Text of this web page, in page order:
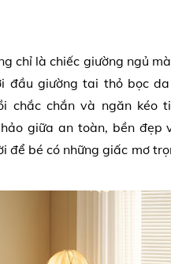
chỉ là chiếc giường ngủ
đầu giường tai thỏ bọc
chắc chắn và ngăn kéo
giữa an toàn, bền đẹp
để bé có những giấc mơ